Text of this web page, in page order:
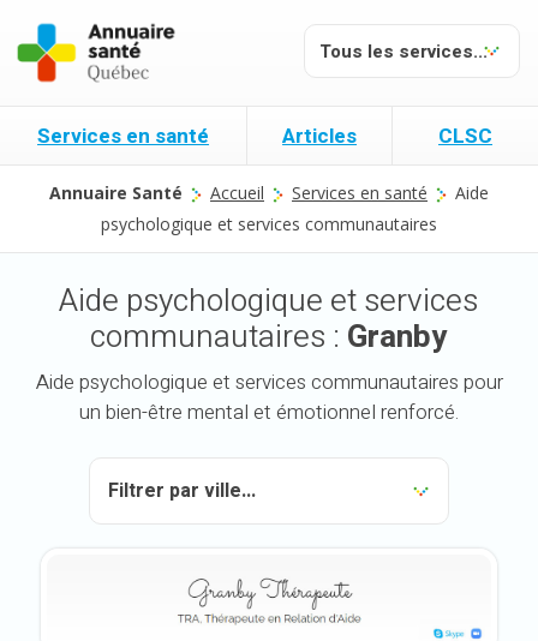
Services en santé Articles CLSC
Annuaire Santé Accueil Services en santé
Aide
psychologique et services communautaires
Aide psychologique et services
communautaires : Granby
Aide psychologique et services communautaires pour
un bien-être mental et émotionnel renforcé.